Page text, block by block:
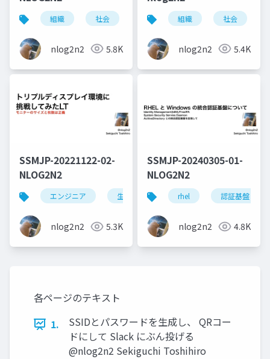
組織 社会 メンタル メンタルケア
nlog2n2 5.8K
組織 社会
nlog2n2 5.4K
SSMJP-20221122-02-
NLOG2N2
エンジニア 生活 windows モニター
nlog2n2 5.3K
SSMJP-20240305-01-
NLOG2N2
rhel 認証基盤
nlog2n2 4.8K
各ページのテキスト
1.
SSIDとパスワードを生成し、 QRコー
ドにして Slack にぶん投げる
@nlog2n2 Sekiguchi Toshihiro